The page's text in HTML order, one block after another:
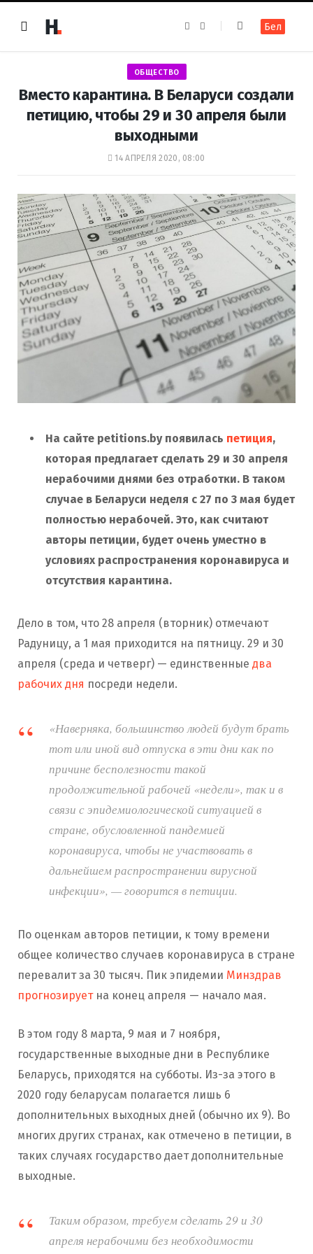
e
k
t
a
m
Бел
ОБЩЕСТВО
Вместо карантина. В Беларуси создали
петицию, чтобы 29 и 30 апреля были
выходными
14 АПРЕЛЯ 2020, 08:00
На сайте petitions.by появилась петиция,
которая предлагает сделать 29 и 30 апреля
нерабочими днями без отработки. В таком
случае в Беларуси неделя с 27 по 3 мая будет
полностью нерабочей. Это, как считают
авторы петиции, будет очень уместно в
условиях распространения коронавируса и
отсутствия карантина.
Дело в том, что 28 апреля (вторник) отмечают
Радуницу, а 1 мая приходится на пятницу. 29 и 30
апреля (среда и четверг) — единственные два
рабочих дня посреди недели.
«Наверняка, большинство людей будут брать
тот или иной вид отпуска в эти дни как по
причине бесполезности такой
продолжительной рабочей «недели», так и в
связи с эпидемиологической ситуацией в
стране, обусловленной пандемией
коронавируса, чтобы не участвовать в
дальнейшем распространении вирусной
инфекции», — говорится в петиции.
По оценкам авторов петиции, к тому времени
общее количество случаев коронавируса в стране
перевалит за 30 тысяч. Пик эпидемии Минздрав
прогнозируетна конец апреля — начало мая.
В этом году 8 марта, 9 мая и 7 ноября,
государственные выходные дни в Республике
Беларусь, приходятся на субботы. Из-за этого в
2020 году беларусам полагается лишь 6
дополнительных выходных дней (обычно их 9). Во
многих других странах, как отмечено в петиции, в
таких случаях государство дает дополнительные
выходные.
Таким образом, требуем сделать 29 и 30
апреля нерабочими без необходимости